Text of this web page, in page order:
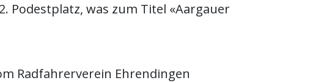
Podestplatz, was zum Titel «Aargauer
Radfahrerverein Ehrendingen